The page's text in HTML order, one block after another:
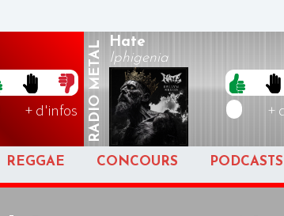
+ d'infos RADIO
METAL Hate
Iphigenia
+
REGGAE CONCOURS PODCASTS